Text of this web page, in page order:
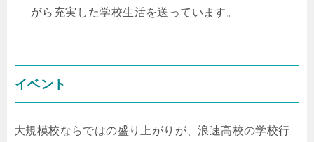
がら充実した学校生活を送っています。
イベント
大規模校ならではの盛り上がりが、浪速高校の学校行